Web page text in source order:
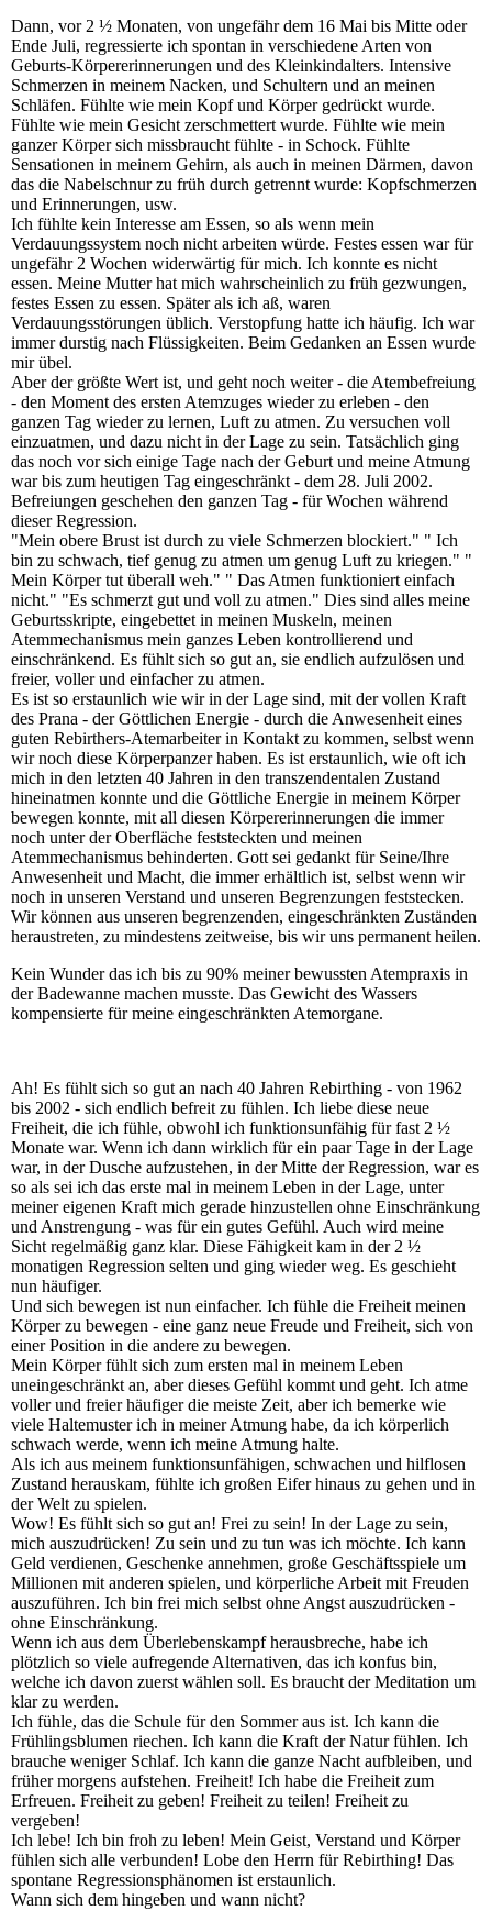
Dann, vor 2 ½ Monaten, von ungefähr dem 16 Mai bis Mitte oder
Ende Juli, regressierte ich spontan in verschiedene Arten von
Geburts-Körpererinnerungen und des Kleinkindalters. Intensive
Schmerzen in meinem Nacken, und Schultern und an meinen
Schläfen. Fühlte wie mein Kopf und Körper gedrückt wurde.
Fühlte wie mein Gesicht zerschmettert wurde. Fühlte wie mein
ganzer Körper sich missbraucht fühlte - in Schock. Fühlte
Sensationen in meinem Gehirn, als auch in meinen Därmen, davon
das die Nabelschnur zu früh durch getrennt wurde: Kopfschmerzen
und Erinnerungen, usw.
Ich fühlte kein Interesse am Essen, so als wenn mein
Verdauungssystem noch nicht arbeiten würde. Festes essen war für
ungefähr 2 Wochen widerwärtig für mich. Ich konnte es nicht
essen. Meine Mutter hat mich wahrscheinlich zu früh gezwungen,
festes Essen zu essen. Später als ich aß, waren
Verdauungsstörungen üblich. Verstopfung hatte ich häufig. Ich war
immer durstig nach Flüssigkeiten. Beim Gedanken an Essen wurde
mir übel.
Aber der größte Wert ist, und geht noch weiter - die Atembefreiung
- den Moment des ersten Atemzuges wieder zu erleben - den
ganzen Tag wieder zu lernen, Luft zu atmen. Zu versuchen voll
einzuatmen, und dazu nicht in der Lage zu sein. Tatsächlich ging
das noch vor sich einige Tage nach der Geburt und meine Atmung
war bis zum heutigen Tag eingeschränkt - dem 28. Juli 2002.
Befreiungen geschehen den ganzen Tag - für Wochen während
dieser Regression.
"Mein obere Brust ist durch zu viele Schmerzen blockiert." " Ich
bin zu schwach, tief genug zu atmen um genug Luft zu kriegen." "
Mein Körper tut überall weh." " Das Atmen funktioniert einfach
nicht." "Es schmerzt gut und voll zu atmen." Dies sind alles meine
Geburtsskripte, eingebettet in meinen Muskeln, meinen
Atemmechanismus mein ganzes Leben kontrollierend und
einschränkend. Es fühlt sich so gut an, sie endlich aufzulösen und
freier, voller und einfacher zu atmen.
Es ist so erstaunlich wie wir in der Lage sind, mit der vollen Kraft
des Prana - der Göttlichen Energie - durch die Anwesenheit eines
guten Rebirthers-Atemarbeiter in Kontakt zu kommen, selbst wenn
wir noch diese Körperpanzer haben. Es ist erstaunlich, wie oft ich
mich in den letzten 40 Jahren in den transzendentalen Zustand
hineinatmen konnte und die Göttliche Energie in meinem Körper
bewegen konnte, mit all diesen Körpererinnerungen die immer
noch unter der Oberfläche feststeckten und meinen
Atemmechanismus behinderten. Gott sei gedankt für Seine/Ihre
Anwesenheit und Macht, die immer erhältlich ist, selbst wenn wir
noch in unseren Verstand und unseren Begrenzungen feststecken.
Wir können aus unseren begrenzenden, eingeschränkten Zuständen
heraustreten, zu mindestens zeitweise, bis wir uns permanent heilen.
Kein Wunder das ich bis zu 90% meiner bewussten Atempraxis in
der Badewanne machen musste. Das Gewicht des Wassers
kompensierte für meine eingeschränkten Atemorgane.
Ah! Es fühlt sich so gut an nach 40 Jahren Rebirthing - von 1962
bis 2002 - sich endlich befreit zu fühlen. Ich liebe diese neue
Freiheit, die ich fühle, obwohl ich funktionsunfähig für fast 2 ½
Monate war. Wenn ich dann wirklich für ein paar Tage in der Lage
war, in der Dusche aufzustehen, in der Mitte der Regression, war es
so als sei ich das erste mal in meinem Leben in der Lage, unter
meiner eigenen Kraft mich gerade hinzustellen ohne Einschränkung
und Anstrengung - was für ein gutes Gefühl. Auch wird meine
Sicht regelmäßig ganz klar. Diese Fähigkeit kam in der 2 ½
monatigen Regression selten und ging wieder weg. Es geschieht
nun häufiger.
Und sich bewegen ist nun einfacher. Ich fühle die Freiheit meinen
Körper zu bewegen - eine ganz neue Freude und Freiheit, sich von
einer Position in die andere zu bewegen.
Mein Körper fühlt sich zum ersten mal in meinem Leben
uneingeschränkt an, aber dieses Gefühl kommt und geht. Ich atme
voller und freier häufiger die meiste Zeit, aber ich bemerke wie
viele Haltemuster ich in meiner Atmung habe, da ich körperlich
schwach werde, wenn ich meine Atmung halte.
Als ich aus meinem funktionsunfähigen, schwachen und hilflosen
Zustand herauskam, fühlte ich großen Eifer hinaus zu gehen und in
der Welt zu spielen.
Wow! Es fühlt sich so gut an! Frei zu sein! In der Lage zu sein,
mich auszudrücken! Zu sein und zu tun was ich möchte. Ich kann
Geld verdienen, Geschenke annehmen, große Geschäftsspiele um
Millionen mit anderen spielen, und körperliche Arbeit mit Freuden
auszuführen. Ich bin frei mich selbst ohne Angst auszudrücken -
ohne Einschränkung.
Wenn ich aus dem Überlebenskampf herausbreche, habe ich
plötzlich so viele aufregende Alternativen, das ich konfus bin,
welche ich davon zuerst wählen soll. Es braucht der Meditation um
klar zu werden.
Ich fühle, das die Schule für den Sommer aus ist. Ich kann die
Frühlingsblumen riechen. Ich kann die Kraft der Natur fühlen. Ich
brauche weniger Schlaf. Ich kann die ganze Nacht aufbleiben, und
früher morgens aufstehen. Freiheit! Ich habe die Freiheit zum
Erfreuen. Freiheit zu geben! Freiheit zu teilen! Freiheit zu
vergeben!
Ich lebe! Ich bin froh zu leben! Mein Geist, Verstand und Körper
fühlen sich alle verbunden! Lobe den Herrn für Rebirthing! Das
spontane Regressionsphänomen ist erstaunlich.
Wann sich dem hingeben und wann nicht?